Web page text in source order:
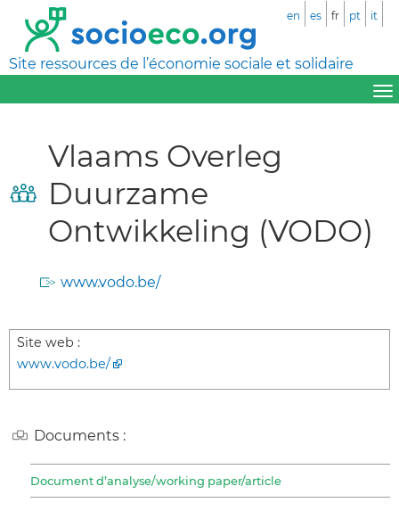
Site ressources de l’économie sociale et solidaire
en es fr pt it
Vlaams Overleg
Duurzame
Ontwikkeling (VODO)
www.vodo.be/
Site web :
www.vodo.be/
Documents :
Document d’analyse/working paper/article